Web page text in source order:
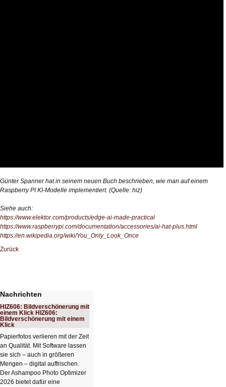
Günter Spanner hat in seinem neuen Buch beschrieben, wie man auf einem
Raspberry PI KI-Modelle implementiert. (Quelle: hiz)
Siehe auch:
https://www.elektor.com/products/edge-ai-made-practical
https://www.raspberrypi.com/documentation/accessories/ai-hat-plus.html
https://en.wikipedia.org/wiki/You_Only_Look_Once
Zurück
Nachrichten
HIZ606: Bildverschönerung mit
einem Klick HIZ606:
Bildverschönerung mit einem
Klick
Papierfotos verlieren mit der Zeit
an Qualität. Mit Software lassen
sie sich – auch in größeren
Mengen – digital auffrischen.
Der Ashampoo Photo Optimizer
2026 bietet dafür eine